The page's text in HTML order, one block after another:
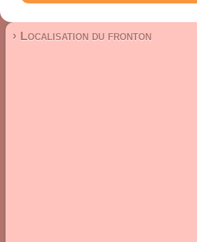
Localisation|Photos|
› Localisation du fronton